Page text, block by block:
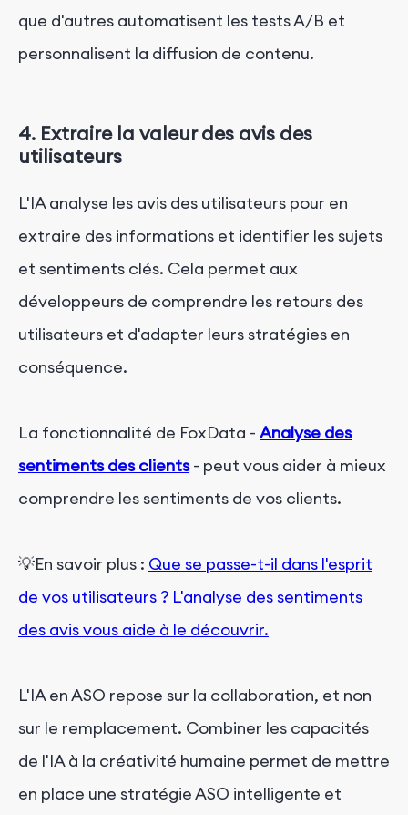
que d'autres automatisent les tests A/B et
personnalisent la diffusion de contenu.
4. Extraire la valeur des avis des
utilisateurs
L'IA analyse les avis des utilisateurs pour en
extraire des informations et identifier les sujets
et sentiments clés. Cela permet aux
développeurs de comprendre les retours des
utilisateurs et d'adapter leurs stratégies en
conséquence.
La fonctionnalité de FoxData - Analyse des
sentiments des clients- peut vous aider à mieux
comprendre les sentiments de vos clients.
💡En savoir plus : Que se passe-t-il dans l'esprit
de vos utilisateurs ? L'analyse des sentiments
des avis vous aide à le découvrir.
L'IA en ASO repose sur la collaboration, et non
sur le remplacement. Combiner les capacités
de l'IA à la créativité humaine permet de mettre
en place une stratégie ASO intelligente et